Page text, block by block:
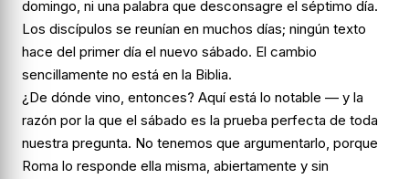
domingo, ni una palabra que desconsagre el séptimo día.
Los discípulos se reunían en muchos días; ningún texto
hace del primer día el nuevo sábado. El cambio
sencillamente no está en la Biblia.
¿De dónde vino, entonces? Aquí está lo notable — y la
razón por la que el sábado es la prueba perfecta de toda
nuestra pregunta. No tenemos que argumentarlo, porque
Roma lo responde ella misma, abiertamente y sin